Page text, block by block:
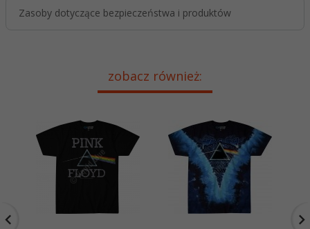
Zasoby dotyczące bezpieczeństwa i produktów
zobacz również: